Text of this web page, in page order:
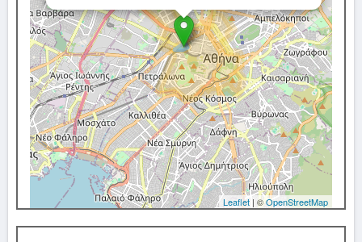
Leaflet | ©OpenStreetMap